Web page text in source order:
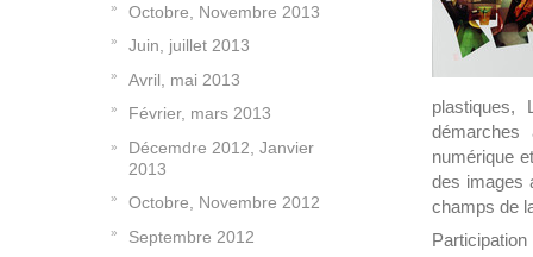
plastiques,
démarches
numérique
des images
champs de
Participation
Octobre, Novembre 2013
Juin, juillet 2013
Avril, mai 2013
Février, mars 2013
Décemdre 2012, Janvier
2013
Octobre, Novembre 2012
Septembre 2012